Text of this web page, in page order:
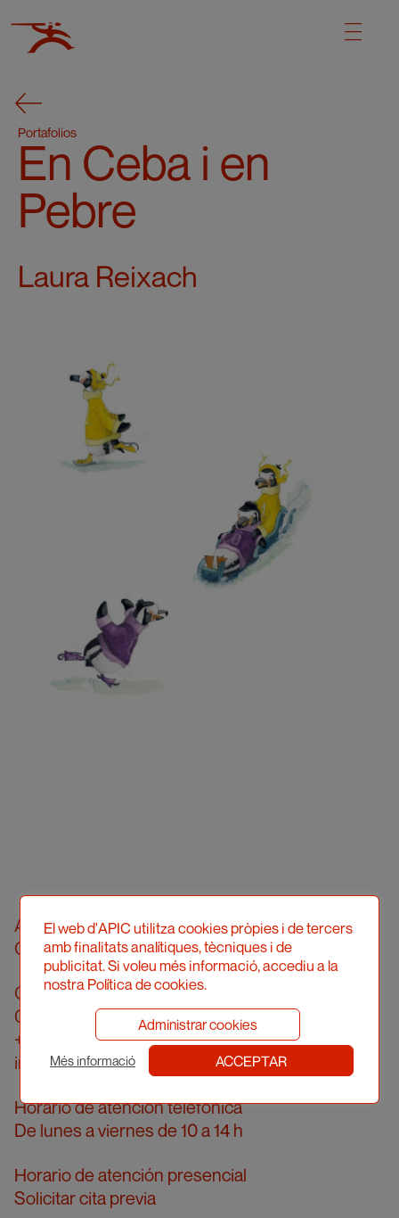
Portafolios
En Ceba i en
Pebre
Laura Reixach
Asociació Professional d'Il·lustradors de
Catalunya
Calle Londres, 96, pral. 2a
08036 Barcelona
+34 934 161 474
info@apic.cat
Horario de atención telefónica
De lunes a viernes de 10 a 14 h
Horario de atención presencial
Solicitar cita previa
El web d'APIC utilitza cookies pròpies i de tercers
amb finalitats analítiques, tècniques i de
publicitat. Si voleu més informació, accediu a la
nostra Política de cookies.
Administrar cookies
Més informació ACCEPTAR